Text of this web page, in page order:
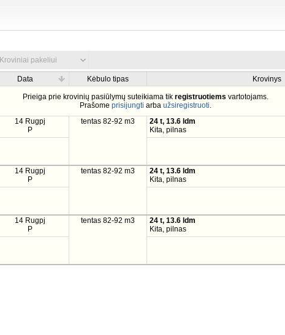
Kroviniai pakeliui
Data Kėbulo tipas Krovinys
Prieiga prie krovinių pasiūlymų suteikiama tikregistruotiems vartotojams.
Prašomeprisijungti arbaužsiregistruoti.
14 Rugpj
P
tentas 82-92 m3
24 t, 13.6 ldm
Kita, pilnas
14 Rugpj
P
tentas 82-92 m3
24 t, 13.6 ldm
Kita, pilnas
14 Rugpj
P
tentas 82-92 m3
24 t, 13.6 ldm
Kita, pilnas